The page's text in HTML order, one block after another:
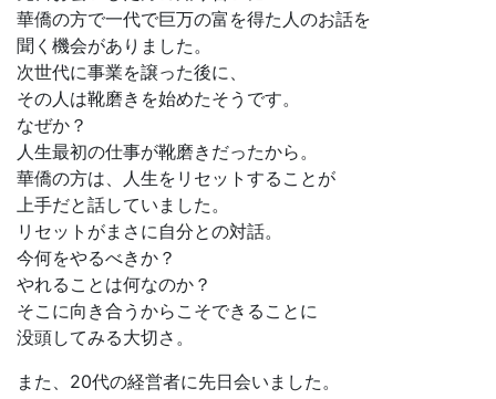
華僑の方で一代で巨万の富を得た人のお話を
聞く機会がありました。
次世代に事業を譲った後に、
その人は靴磨きを始めたそうです。
なぜか？
人生最初の仕事が靴磨きだったから。
華僑の方は、人生をリセットすることが
上手だと話していました。
リセットがまさに自分との対話。
今何をやるべきか？
やれることは何なのか？
そこに向き合うからこそできることに
没頭してみる大切さ。
また、20代の経営者に先日会いました。